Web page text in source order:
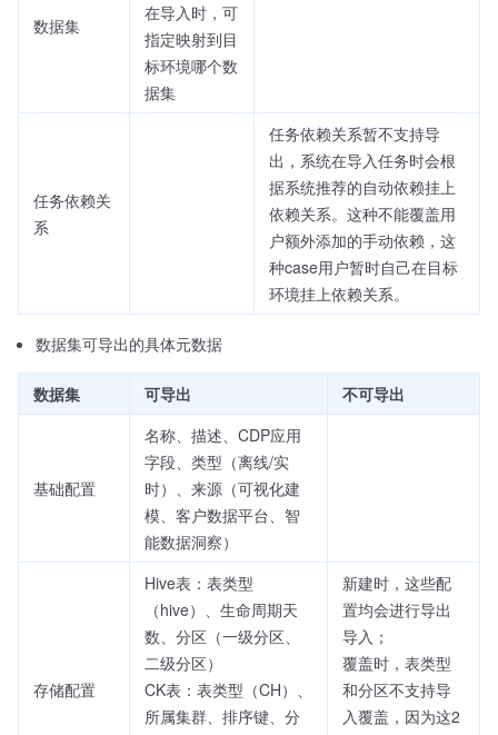
数据集
在导入时，可
指定映射到目
标环境哪个数
据集
任务依赖关
系
任务依赖关系暂不支持导
出，系统在导入任务时会根
据系统推荐的自动依赖挂上
依赖关系。这种不能覆盖用
户额外添加的手动依赖，这
种case用户暂时自己在目标
环境挂上依赖关系。
数据集可导出的具体元数据
数据集 可导出 不可导出
基础配置
名称、描述、CDP应用
字段、类型（离线/实
时）、来源（可视化建
模、客户数据平台、智
能数据洞察）
存储配置
Hive表：表类型
（hive）、生命周期天
数、分区（一级分区、
二级分区）
CK表：表类型（CH）、
所属集群、排序键、分
新建时，这些配
置均会进行导出
导入；
覆盖时，表类型
和分区不支持导
入覆盖，因为这2